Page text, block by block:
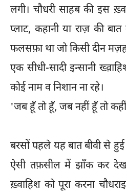
लगी। चौधरी साहब की इस
प्लाट, कहानी या राज़ की
फलसफ़ा था जो किसी दीन
एक सीधी-सादी इन्सानी
कोई नाम व निशान ना रहे।
'जब हूँ तो हूँ, जब नहीं हूँ तो
बरसों पहले यह बात बीवी से
ऐसी तफ़सील में झाँक कर
ख़्वाहिश को पूरा करना